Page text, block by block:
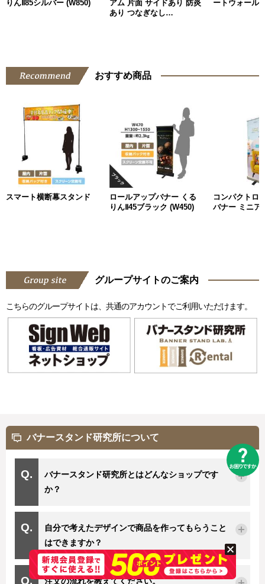
りんⅡ85シルバー (W850)
アム 片面 サイドあり 防炎
あり つなぎなし
ートウォー
おすすめ商品
スマート横断幕スタンド
ロールアップバナー くる
りんⅡ45ブラック (W450)
コンパクトロ
バナー ミニア
グループサイトのご案内
こちらのグループサイトは、共通のアカウントでご利用いただけます。
バナースタンド研究所について
バナースタンド研究所とはどんなショップです
か？
自分で考えたデザインで商品を作ってもらうこと
はできますか？
注文の流れを教えてください。